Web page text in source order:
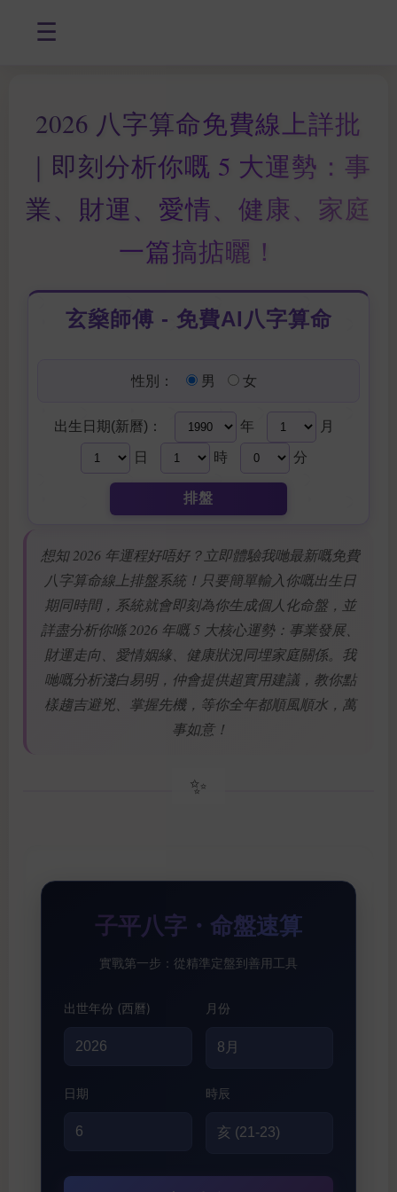
☰
2026 八字算命免費線上詳批
｜即刻分析你嘅 5 大運勢：事
業、財運、愛情、健康、家庭
一篇搞掂曬！
玄燊師傅 - 免費AI八字算命
性別： 男 女
出生日期(新曆)： 年 月
日 時 分
排盤
想知 2026 年運程好唔好？立即體驗我哋最新嘅免費
八字算命線上排盤系統！只要簡單輸入你嘅出生日
期同時間，系統就會即刻為你生成個人化命盤，並
詳盡分析你喺 2026 年嘅 5 大核心運勢：事業發展、
財運走向、愛情姻緣、健康狀況同埋家庭關係。我
哋嘅分析淺白易明，仲會提供超實用建議，教你點
樣趨吉避兇、掌握先機，等你全年都順風順水，萬
事如意！
子平八字・命盤速算
實戰第一步：從精準定盤到善用工具
出世年份 (西曆) 月份
日期 時辰